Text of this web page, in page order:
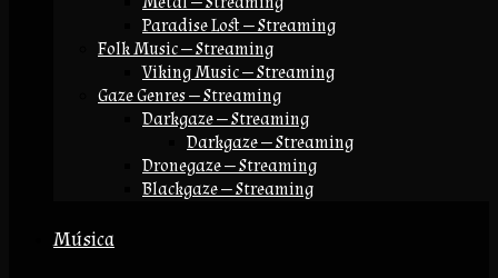
Paradise Lost — Streaming
Folk Music — Streaming
Viking Music — Streaming
Gaze Genres — Streaming
Darkgaze — Streaming
Darkgaze — Streaming
Dronegaze — Streaming
Blackgaze — Streaming
Música